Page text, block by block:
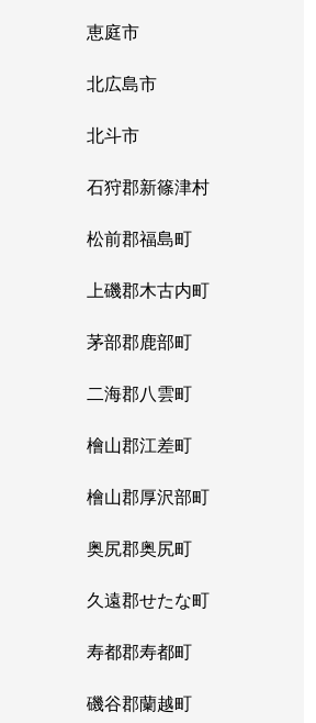
恵庭市
北広島市
北斗市
石狩郡新篠津村
松前郡福島町
上磯郡木古内町
茅部郡鹿部町
二海郡八雲町
檜山郡江差町
檜山郡厚沢部町
奥尻郡奥尻町
久遠郡せたな町
寿都郡寿都町
磯谷郡蘭越町